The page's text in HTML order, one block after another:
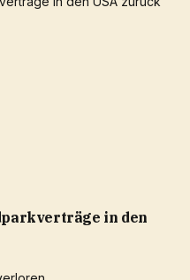
in den